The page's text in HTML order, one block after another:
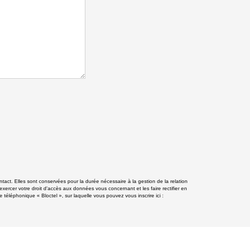
Elles sont conservées pour la durée nécessaire à la gestion de la relation
votre droit d'accès aux données vous concernant et les faire rectifier en
« Bloctel », sur laquelle vous pouvez vous inscrire ici :